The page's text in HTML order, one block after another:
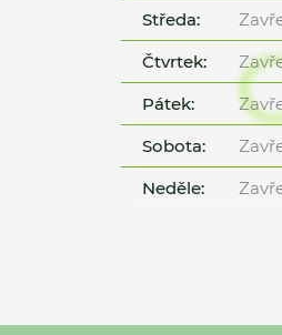
Středa:
Čtvrtek:
Pátek:
Sobota:
Neděle: